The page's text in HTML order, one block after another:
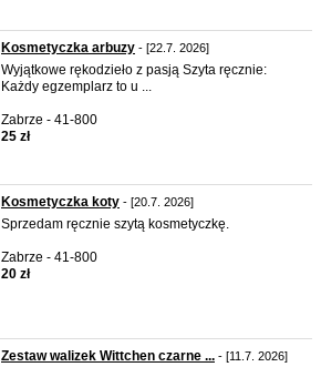
Kosmetyczka arbuzy - [22.7. 2026]
Wyjątkowe rękodzieło z pasją Szyta ręcznie:
Każdy egzemplarz to u ...
Zabrze - 41-800
25 zł
Kosmetyczka koty - [20.7. 2026]
Sprzedam ręcznie szytą kosmetyczkę.
Zabrze - 41-800
20 zł
Zestaw walizek Wittchen czarne ... - [11.7. 2026]